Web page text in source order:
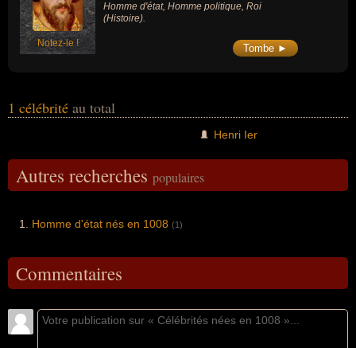
Notez-le !
Homme d'état, Homme politique, Roi
(Histoire).
Tombe ►
1 célébrité au total
Henri Ier
Autres recherches populaires
Homme d'état nés en 1008 (1)
Commentaires